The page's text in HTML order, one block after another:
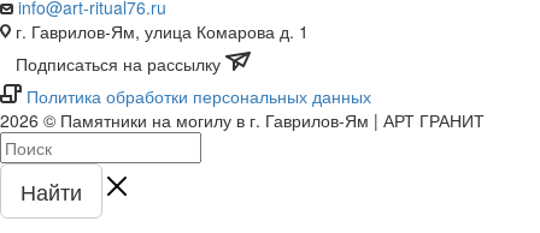
info@art-ritual76.ru
г. Гаврилов-Ям, улица Комарова д. 1
Подписаться на рассылку
Политика обработки персональных данных
2026 © Памятники на могилу в г. Гаврилов-Ям | АРТ ГРАНИТ
Найти